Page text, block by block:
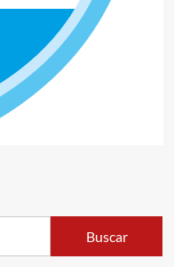
Buscar